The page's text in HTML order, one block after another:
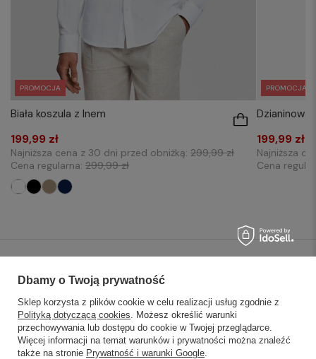
PROMOCJA
Biała koszula z lnem
199,99 zł
Najniższa cena z 30 dni przed obniżką: 299,99 zł
Cena regularna: 299,99 zł
PROMOCJA
Dzianinowa
199,99 zł
Najniższa
Cena
INFORMACJE
OBSŁUGA KLIENTA
Dbamy o Twoją prywatność
Sklep korzysta z plików cookie w celu realizacji usług zgodnie z
Polityką dotyczącą cookies. Możesz określić warunki
przechowywania lub dostępu do cookie w Twojej przeglądarce.
Więcej informacji na temat warunków i prywatności można znaleźć
także na stronie Prywatność i warunki Google.